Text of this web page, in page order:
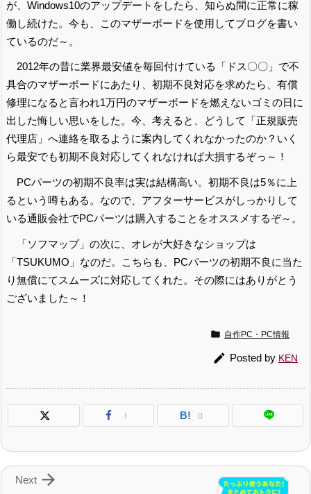
が、Windows10のアップデートをしたら、知らぬ間に正常に稼
働し続けた。今も、このマザーボードを使用してブログを書い
ているのだ～。
2012年の昔に業界最安値を毎回付けている「ドス〇〇」で不
具合のマザーボードにあたり、初期不良対応を求めたら、有償
修理になると言われ1万円のマザーボードを燃えないゴミの日に
出した悔しい思いをした。今、考えると、どうして「正規販売
代理店」へ連絡を取るように案内してくれなかったのか？いく
ら最安でも初期不良対応してくれなければ大損するぞっ～！
PCパーツの初期不良率は実は結構高い。初期不良は5％に上
るという噂もある。なので、アフターサービスがしっかりして
いる通販会社でPCパーツは購入することをオススメするぞ～。
「ソフマップ」の次に、オレが大好きなショップは
「TSUKUMO」なのだ。こちらも、PCパーツの初期不良に当た
り無償にてスムーズに対応してくれた。その際にはありがとう
ございました～！
 自作PC・PC情報
 Posted by KEN
! B! 0

Next